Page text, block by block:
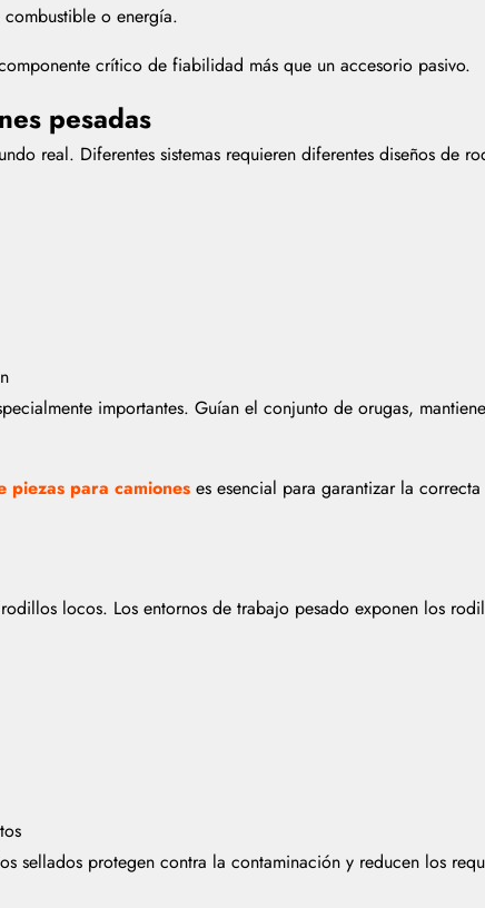
o energía.
crítico de fiabilidad más que un accesorio pasivo.
pesadas
real. Diferentes sistemas requieren diferentes diseños de
importantes. Guían el conjunto de orugas,
piezas para camiones es esencial para garantizar la
locos. Los entornos de trabajo pesado exponen los
sellados protegen contra la contaminación y reducen los